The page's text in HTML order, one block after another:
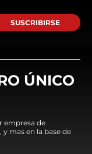
SUSCRIBIRSE
ÚNICO
empresa de
mas en la base de